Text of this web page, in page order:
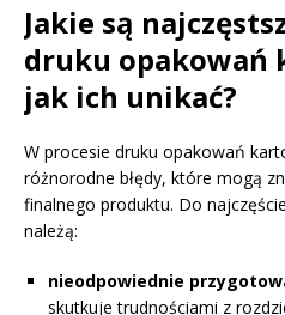
Jakie są
druku opakowań
jak ich unikać?
W procesie druku opakowań
różnorodne błędy, które mogą
finalnego produktu. Do
należą:
nieodpowiednie
skutkuje trudnościami z